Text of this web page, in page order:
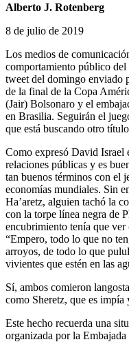
Alberto J. Rotenberg
8 de julio de 2019
Los medios de
comportamiento público del
tweet del domingo enviado
de la final de la Copa
(Jair) Bolsonaro y el
en Brasilia. Seguirán el
que está buscando otro
Como expresó David Israel
relaciones públicas y es
tan buenos términos con el
economías mundiales. Sin
Ha’aretz, alguien tachó la
con la torpe línea negra de
encubrimiento tenía que
“Empero, todo lo que no
arroyos, de todo lo que
vivientes que estén en las
Sí, ambos comieron
como Sheretz, que es impía
Este hecho recuerda una
organizada por la